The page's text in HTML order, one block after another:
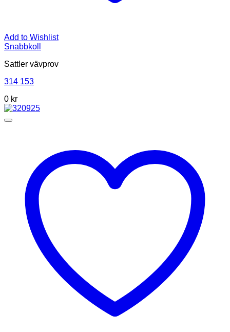
Add to Wishlist
Snabbkoll
Sattler vävprov
314 153
0 kr